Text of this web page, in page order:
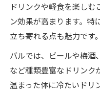
ドリンクや軽食を楽しむ
ン効果が高まります。特
立ち寄れる点も魅力です。
バルでは、ビールや梅酒
など種類豊富なドリンク
温まった体に冷たいドリ